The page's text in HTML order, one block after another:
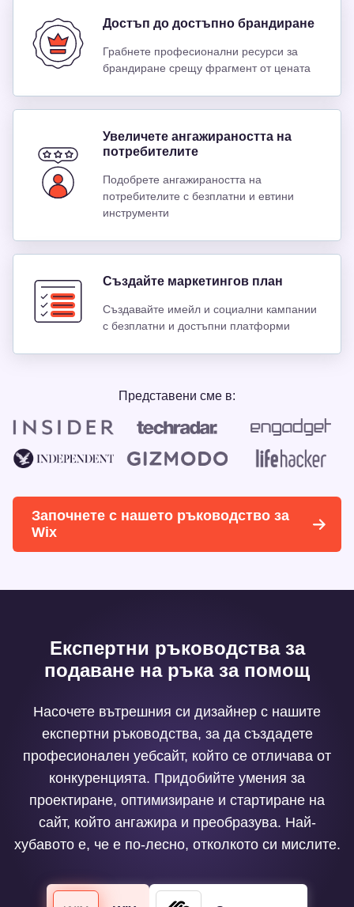
Достъп до достъпно брандиране
Грабнете професионални ресурси за
брандиране срещу фрагмент от цената
Увеличете ангажираността на
потребителите
Подобрете ангажираността на
потребителите с безплатни и евтини
инструменти
Създайте маркетингов план
Създавайте имейл и социални кампании
с безплатни и достъпни платформи
Представени сме в:
Започнете с нашето ръководство за
Wix
Експертни ръководства за
подаване на ръка за помощ
Насочете вътрешния си дизайнер с нашите
експертни ръководства, за да създадете
професионален уебсайт, който се отличава от
конкуренцията. Придобийте умения за
проектиране, оптимизиране и стартиране на
сайт, който ангажира и преобразува. Най-
хубавото е, че е по-лесно, отколкото си мислите.